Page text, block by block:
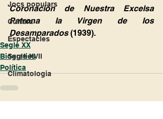
Jocs populars
Cultura
Espectacles
Segle XVII
Climatologia
Coronación de Nuestra Excelsa
Patrona la Virgen de los
Desamparados (1939).
Segle XX
Biografies
Política